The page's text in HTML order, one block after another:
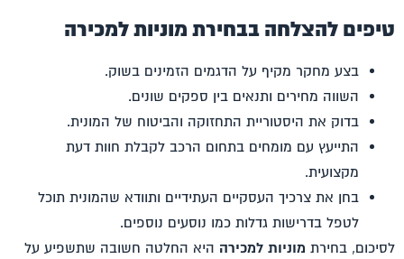
טיפים להצלחה בבחירת מוניות למכירה
בצע מחקר מקיף על הדגמים הזמינים בשוק.
השווה מחירים ותנאים בין ספקים שונים.
בדוק את היסטוריית התחזוקה והביטוח של המונית.
התייעץ עם מומחים בתחום הרכב לקבלת חוות דעת
מקצועית.
בחן את צרכיך העסקיים העתידיים ותוודא שהמונית תוכל
לטפל בדרישות גדלות כמו נוסעים נוספים.
לסיכום, בחירת מוניות למכירה היא החלטה חשובה שתשפיע על